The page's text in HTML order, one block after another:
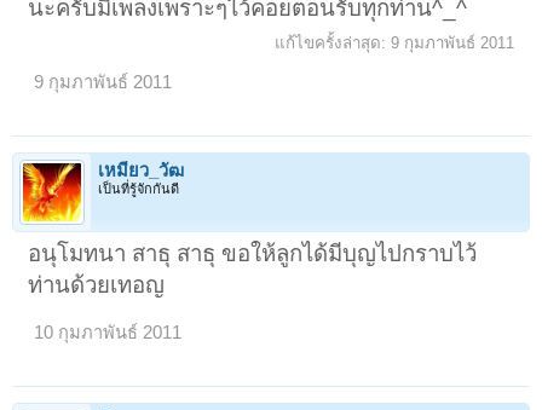
นะครับมีเพลงเพราะๆไว้คอยตอนรับทุกท่าน^_^
แก้ไขครั้งล่าสุด: 9 กุมภาพันธ์ 2011
9 กุมภาพันธ์ 2011
เหมียว_วัฒ
เป็นที่รู้จักกันดี
อนุโมทนา สาธุ สาธุ ขอให้ลูกได้มีบุญไปกราบไว้
ท่านด้วยเทอญ
10 กุมภาพันธ์ 2011